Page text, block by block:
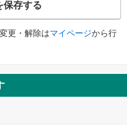
保存する
更・解除はマイページから行